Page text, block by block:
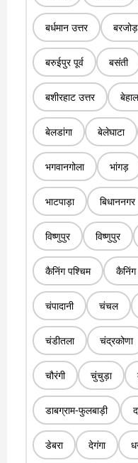
बर्धमान उत्तर
बरुईपुर पूर्व बसंती
बशीरहाट उत्तर
बेलडांगा बेलेघाटा
भगवानगोला भांगड़
भाटपाड़ा बिधाननगर
विष्णुपुर विष्णुपुर
कैनिंग पश्चिम कैनिंग
चंपादानी चंचल
चंडीतला चंद्रकोणा
चौरंगी चुंचुड़ा
डाबग्राम-फुलबाड़ी
डेबरा देगंगा